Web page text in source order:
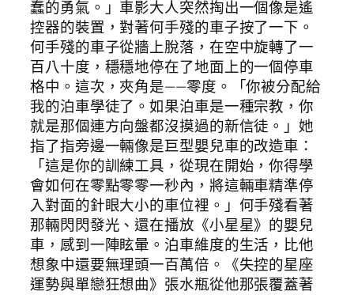
蠢的勇氣。」車影大人突然掏出一個像是遙
控器的裝置，對著何手殘的車子按了一下。
何手殘的車子從牆上脫落，在空中旋轉了一
百八十度，穩穩地停在了地面上的一個停車
格中。這次，夾角是——零度。「你被分配給
我的泊車學徒了。如果泊車是一種宗教，你
就是那個連方向盤都沒摸過的新信徒。」她
指了指旁邊一輛像是巨型嬰兒車的改造車：
「這是你的訓練工具，從現在開始，你得學
會如何在零點零零一秒內，將這輛車精準停
入對面的針眼大小的車位裡。」何手殘看著
那輛閃閃發光、還在播放《小星星》的嬰兒
車，感到一陣眩暈。泊車維度的生活，比他
想象中還要無理頭一百萬倍。《失控的星座
運勢與單戀狂想曲》張水瓶從他那張覆蓋著